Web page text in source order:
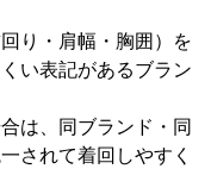
り・肩幅・胸囲）を
い表記があるブラン
は、同ブランド・同
されて着回しやすく